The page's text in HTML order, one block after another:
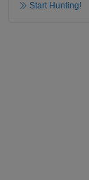
Start Hunting!